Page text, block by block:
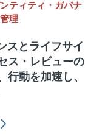
ティティ・ガバナ
理
スとライフサイ
ス・レビューの
行動を加速し、